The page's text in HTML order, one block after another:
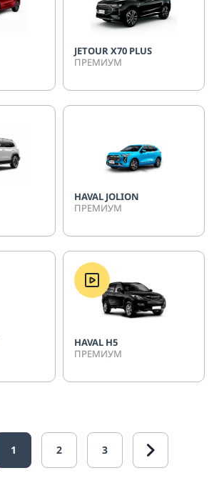
JETOUR X70 PLUS
ПРЕМИУМ
HAVAL JOLION
ПРЕМИУМ
HAVAL H5
ПРЕМИУМ
1 2 3